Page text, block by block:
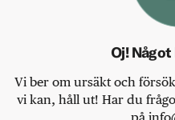
Oj!
Vi ber om ursäkt och
vi kan, håll ut! Har du